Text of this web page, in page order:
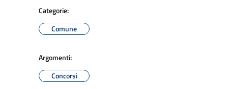
Categorie:
Comune
Argomenti:
Concorsi